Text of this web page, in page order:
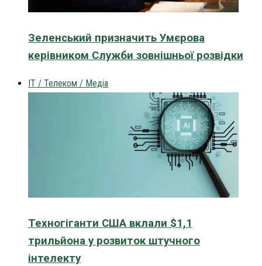
Зеленський призначить Умєрова
керівником Служби зовнішньої розвідки
IT / Телеком / Медіа
Техногіганти США вклали $1,1
трильйона у розвиток штучного
інтелекту